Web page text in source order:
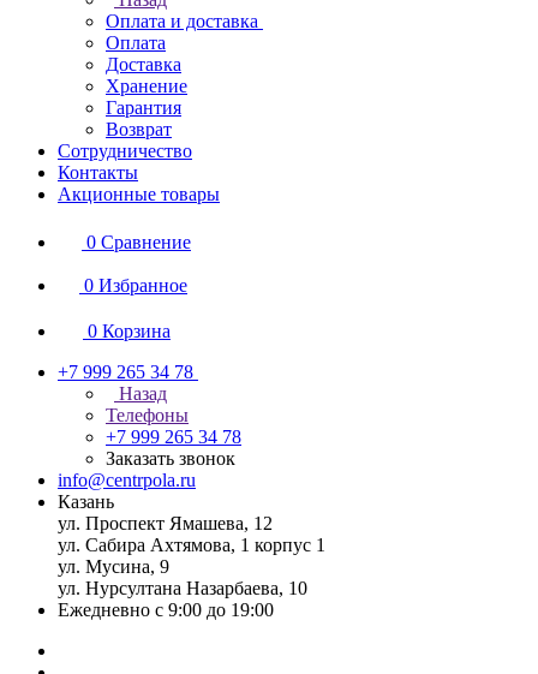
Оплата и доставка
Оплата
Доставка
Хранение
Гарантия
Возврат
Сотрудничество
Контакты
Акционные товары
0 Сравнение
0 Избранное
0 Корзина
+7 999 265 34 78
Назад
Телефоны
+7 999 265 34 78
Заказать звонок
info@centrpola.ru
Казань
ул. Проспект Ямашева, 12
ул. Сабира Ахтямова, 1 корпус 1
ул. Мусина, 9
ул. Нурсултана Назарбаева, 10
Ежедневно с 9:00 до 19:00